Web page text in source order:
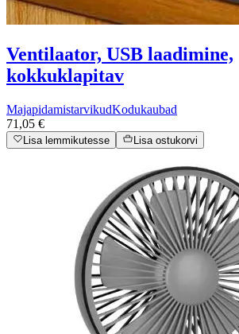
Ventilaator, USB laadimine,
kokkuklapitav
MajapidamistarvikudKodukaubad
71,05 €
Lisa lemmikutesse Lisa ostukorvi